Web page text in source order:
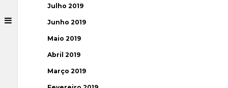
Julho 2019
Junho 2019
Maio 2019
Abril 2019
Março 2019